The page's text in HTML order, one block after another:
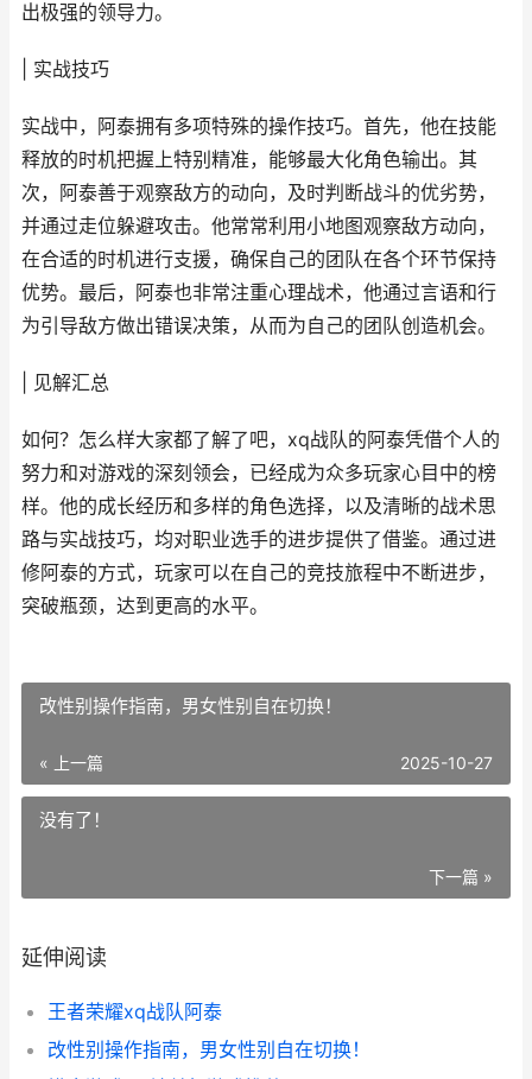
出极强的领导力。
| 实战技巧
实战中，阿泰拥有多项特殊的操作技巧。首先，他在技能
释放的时机把握上特别精准，能够最大化角色输出。其
次，阿泰善于观察敌方的动向，及时判断战斗的优劣势，
并通过走位躲避攻击。他常常利用小地图观察敌方动向，
在合适的时机进行支援，确保自己的团队在各个环节保持
优势。最后，阿泰也非常注重心理战术，他通过言语和行
为引导敌方做出错误决策，从而为自己的团队创造机会。
| 见解汇总
如何？怎么样大家都了解了吧，xq战队的阿泰凭借个人的
努力和对游戏的深刻领会，已经成为众多玩家心目中的榜
样。他的成长经历和多样的角色选择，以及清晰的战术思
路与实战技巧，均对职业选手的进步提供了借鉴。通过进
修阿泰的方式，玩家可以在自己的竞技旅程中不断进步，
突破瓶颈，达到更高的水平。
改性别操作指南，男女性别自在切换！
« 上一篇 2025-10-27
没有了！
下一篇 »
延伸阅读
王者荣耀xq战队阿泰
改性别操作指南，男女性别自在切换！